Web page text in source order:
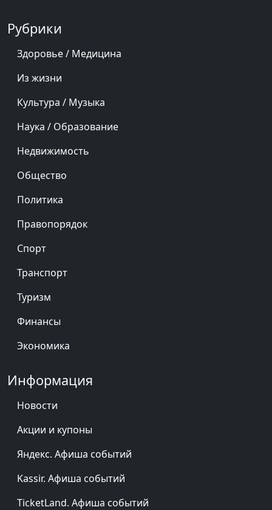
Рубрики
Здоровье / Медицина
Из жизни
Культура / Музыка
Наука / Образование
Недвижимость
Общество
Политика
Правопорядок
Спорт
Транспорт
Туризм
Финансы
Экономика
Информация
Новости
Акции и купоны
Яндекс. Афиша событий
Kassir. Афиша событий
TicketLand. Афиша событий